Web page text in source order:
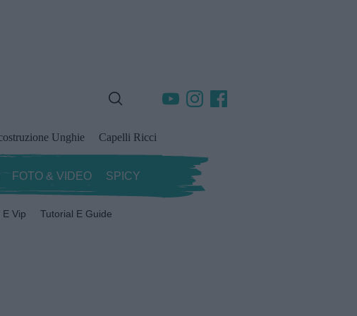
Unghie Capelli Ricci
FOTO & VIDEO SPICY
E Vip Tutorial E Guide